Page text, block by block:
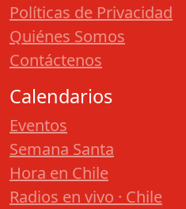
Políticas de Privacidad
Quiénes Somos
Contáctenos
Calendarios
Eventos
Semana Santa
Hora en Chile
Radios en vivo · Chile